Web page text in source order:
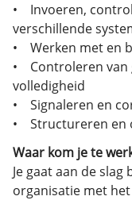
• Invoeren,
verschillende
• Werken met en
• Controleren van
volledigheid
• Signaleren en
• Structureren en
Waar kom je te
Je gaat aan de
organisatie met